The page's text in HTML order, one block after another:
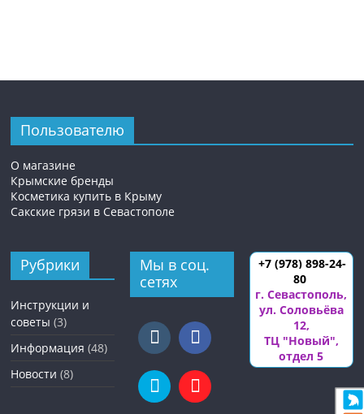
Пользователю
О магазине
Крымские бренды
Косметика купить в Крыму
Сакские грязи в Севастополе
Рубрики
Инструкции и
советы (3)
Информация (48)
Новости (8)
Мы в соц.
сетях
+7 (978) 898-24-
80
г. Севастополь,
ул. Соловьёва
12,
ТЦ "Новый",
отдел 5